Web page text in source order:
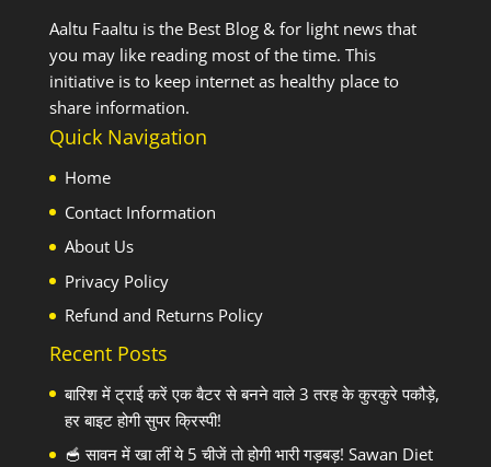
Aaltu Faaltu is the Best Blog & for light news that
you may like reading most of the time. This
initiative is to keep internet as healthy place to
share information.
Quick Navigation
Home
Contact Information
About Us
Privacy Policy
Refund and Returns Policy
Recent Posts
बारिश में ट्राई करें एक बैटर से बनने वाले 3 तरह के कुरकुरे पकौड़े,
हर बाइट होगी सुपर क्रिस्पी!
🥣 सावन में खा लीं ये 5 चीजें तो होगी भारी गड़बड़! Sawan Diet